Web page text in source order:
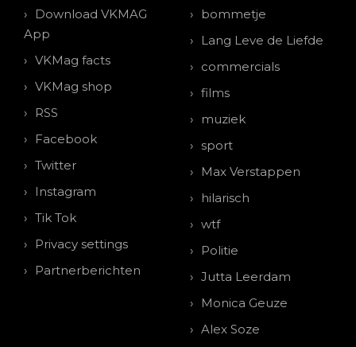
Download VKMAG
App
VKMag facts
VKMag shop
RSS
Facebook
Twitter
Instagram
Tik Tok
Privacy settings
Partnerberichten
bommetje
Lang Leve de Liefde
commercials
films
muziek
sport
Max Verstappen
hilarisch
wtf
Politie
Jutta Leerdam
Monica Geuze
Alex Soze